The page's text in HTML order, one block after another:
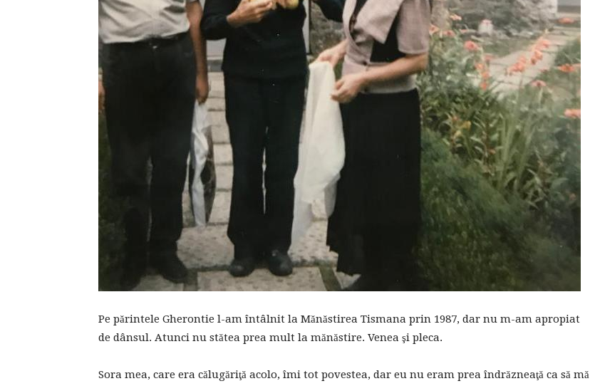
Pe părintele Gherontie l-am întâlnit la Mănăstirea Tismana prin 1987, dar nu m-am apropiat
de dânsul. Atunci nu stătea prea mult la mănăstire. Venea şi pleca.
Sora mea, care era călugăriţă acolo, îmi tot povestea, dar eu nu eram prea îndrăzneaţă ca să mă